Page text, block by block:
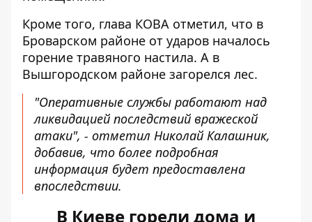
Кроме того, глава КОВА отметил, что в
Броварском районе от ударов началось
горение травяного настила. А в
Вышгородском районе загорелся лес.
"Оперативные службы работают над
ликвидацией последствий вражеской
атаки", - отметил Николай Калашник,
добавив, что более подробная
информация будет предоставлена ​​
впоследствии.
В Киеве горели дома и